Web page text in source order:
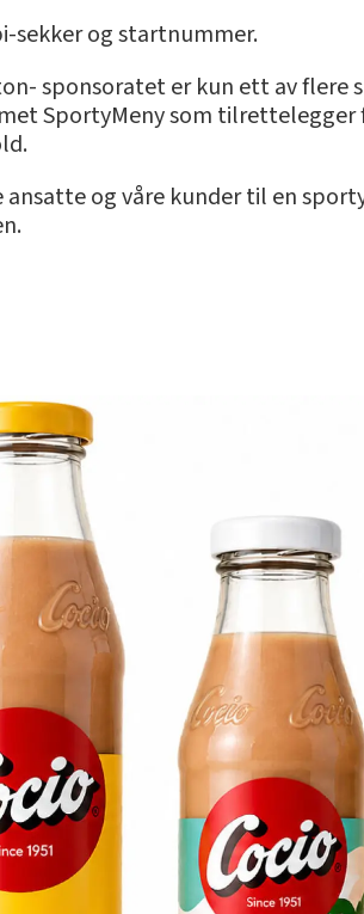
sekker og startnummer.
sponsoratet er kun ett av
SportyMeny som
ansatte og våre kunder til en